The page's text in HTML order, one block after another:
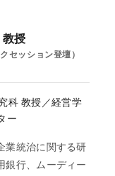
教授
セッション登壇）
科 教授／経営学
ー
業統治に関する研
銀行、ムーディー